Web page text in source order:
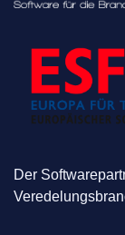
Der